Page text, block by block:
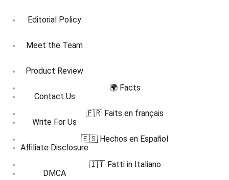
Editorial Policy
Meet the Team
Product Review
Contact Us
Write For Us
Affiliate Disclosure
DMCA
🌍 Facts
🇫🇷 Faits en français
🇪🇸 Hechos en Español
🇮🇹 Fatti in Italiano